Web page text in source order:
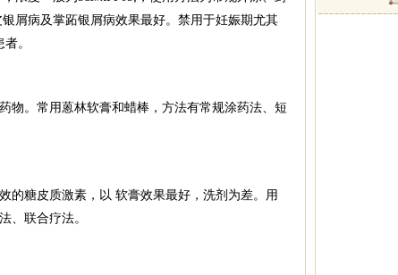
屑病及掌跖银屑病效果最好。禁用于妊娠期尤其
。
。常用蒽林软膏和蜡棒，方法有常规涂药法、短
糖皮质激素，以 软膏效果最好，洗剂为差。用
、联合疗法。